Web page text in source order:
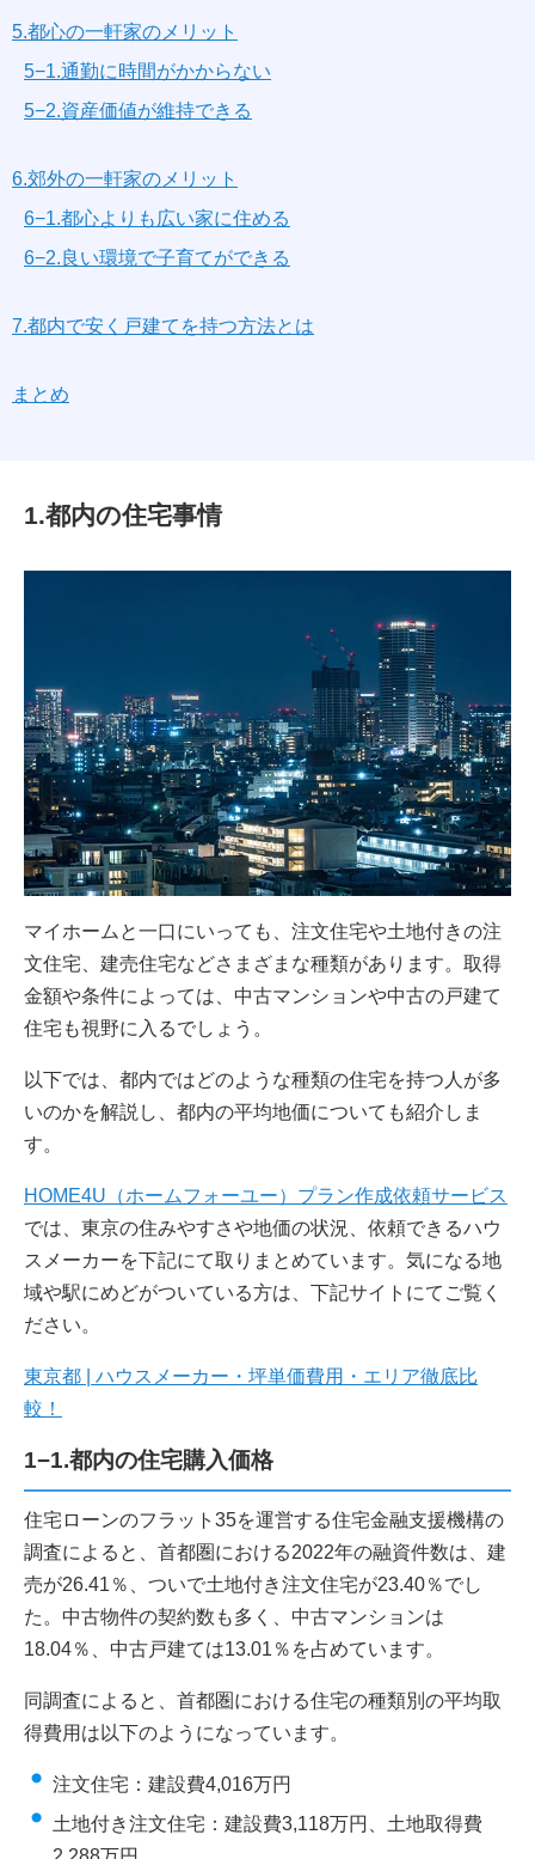
5.都心の一軒家のメリット
5−1.通勤に時間がかからない
5−2.資産価値が維持できる
6.郊外の一軒家のメリット
6−1.都心よりも広い家に住める
6−2.良い環境で子育てができる
7.都内で安く戸建てを持つ方法とは
まとめ
1.都内の住宅事情
マイホームと一口にいっても、注文住宅や土地付きの注
文住宅、建売住宅などさまざまな種類があります。取得
金額や条件によっては、中古マンションや中古の戸建て
住宅も視野に入るでしょう。
以下では、都内ではどのような種類の住宅を持つ人が多
いのかを解説し、都内の平均地価についても紹介しま
す。
HOME4U（ホームフォーユー）プラン作成依頼サービス
では、東京の住みやすさや地価の状況、依頼できるハウ
スメーカーを下記にて取りまとめています。気になる地
域や駅にめどがついている方は、下記サイトにてご覧く
ださい。
東京都 | ハウスメーカー・坪単価費用・エリア徹底比
較！
1−1.都内の住宅購入価格
住宅ローンのフラット35を運営する住宅金融支援機構の
調査によると、首都圏における2022年の融資件数は、建
売が26.41％、ついで土地付き注文住宅が23.40％でし
た。中古物件の契約数も多く、中古マンションは
18.04％、中古戸建ては13.01％を占めています。
同調査によると、首都圏における住宅の種類別の平均取
得費用は以下のようになっています。
注文住宅：建設費4,016万円
土地付き注文住宅：建設費3,118万円、土地取得費